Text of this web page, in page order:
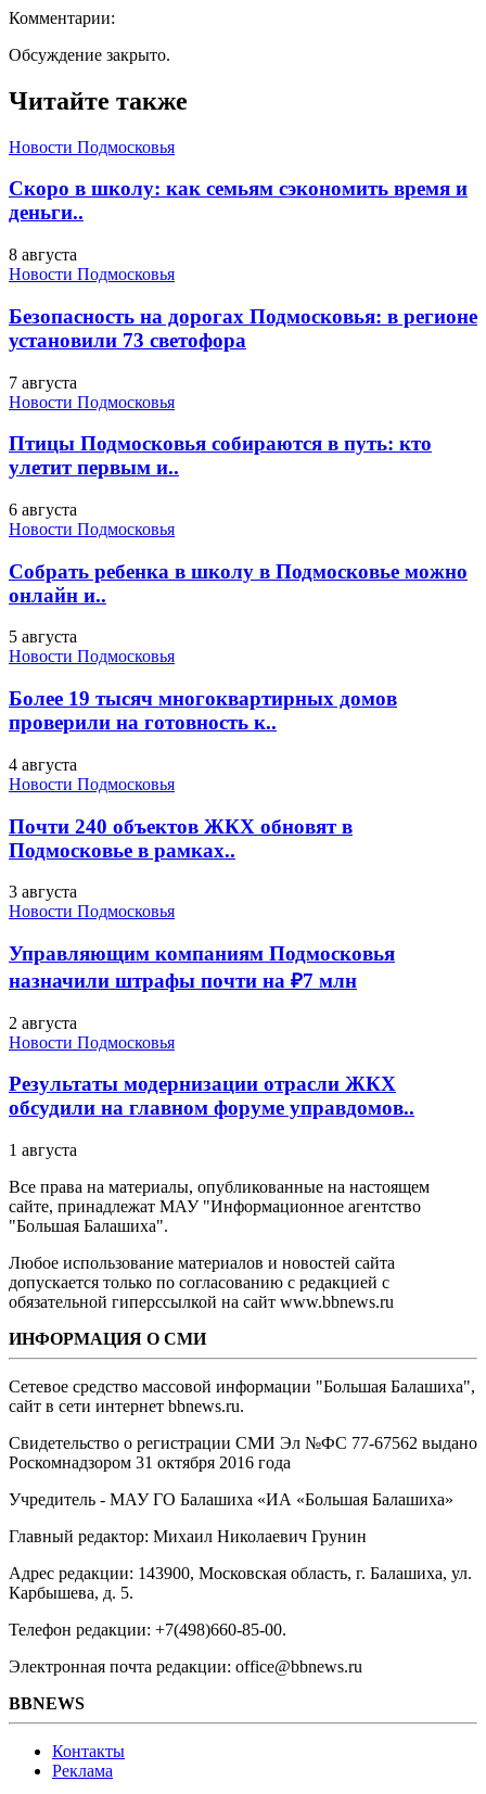
Комментарии:
Обсуждение закрыто.
Читайте также
Новости Подмосковья
Скоро в школу: как семьям сэкономить время и
деньги..
8 августа
Новости Подмосковья
Безопасность на дорогах Подмосковья: в регионе
установили 73 светофора
7 августа
Новости Подмосковья
Птицы Подмосковья собираются в путь: кто
улетит первым и..
6 августа
Новости Подмосковья
Собрать ребенка в школу в Подмосковье можно
онлайн и..
5 августа
Новости Подмосковья
Более 19 тысяч многоквартирных домов
проверили на готовность к..
4 августа
Новости Подмосковья
Почти 240 объектов ЖКХ обновят в
Подмосковье в рамках..
3 августа
Новости Подмосковья
Управляющим компаниям Подмосковья
назначили штрафы почти на ₽7 млн
2 августа
Новости Подмосковья
Результаты модернизации отрасли ЖКХ
обсудили на главном форуме управдомов..
1 августа
Все права на материалы, опубликованные на настоящем
сайте, принадлежат МАУ "Информационное агентство
"Большая Балашиха".
Любое использование материалов и новостей сайта
допускается только по согласованию с редакцией с
обязательной гиперссылкой на сайт www.bbnews.ru
ИНФОРМАЦИЯ О СМИ
Сетевое средство массовой информации "Большая Балашиха",
сайт в сети интернет bbnews.ru.
Свидетельство о регистрации СМИ Эл №ФС ‎77-67562 выдано
Роскомнадзором 31 октября 2016 года
Учредитель - МАУ ГО Балашиха «ИА «Большая Балашиха»
Главный редактор: Михаил Николаевич Грунин
Адрес редакции: 143900, Московская область, г. Балашиха, ул.
Карбышева, д. 5.
Телефон редакции: +7(498)660-85-00.
Электронная почта редакции: office@bbnews.ru
BBNEWS
Контакты
Реклама